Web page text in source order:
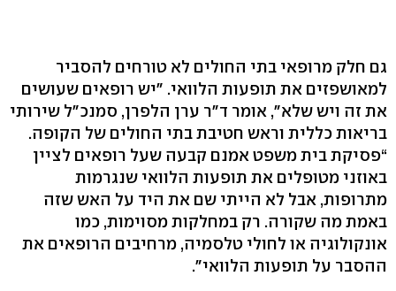
גם חלק מרופאי בתי החולים לא טורחים להסביר
למאושפזים את תופעות הלוואי. "יש רופאים שעושים
את זה ויש שלא‭,"‬ אומר ד"ר ערן הלפרן, סמנכ"ל שירותי
בריאות כללית וראש חטיבת בתי החולים של הקופה.
“פסיקת בית משפט אמנם קבעה שעל רופאים לציין
באוזני מטופלים את תופעות הלוואי שנגרמות
מתרופות, אבל לא הייתי שם את היד על האש שזה
באמת מה שקורה. רק במחלקות מסוימות, כמו
אונקולוגיה או לחולי טלסמיה, מרחיבים הרופאים את
ההסבר על תופעות הלוואי".